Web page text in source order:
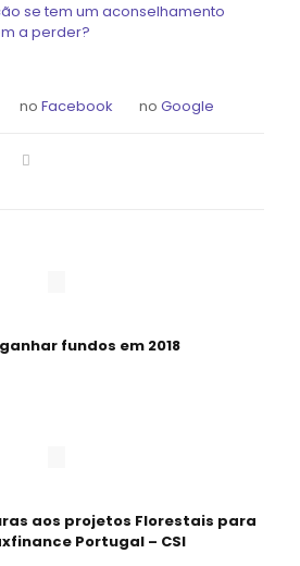
se tem um aconselhamento
a perder?
no Facebook no Google
fundos em 2018
aos projetos Florestais para
Portugal – CSI